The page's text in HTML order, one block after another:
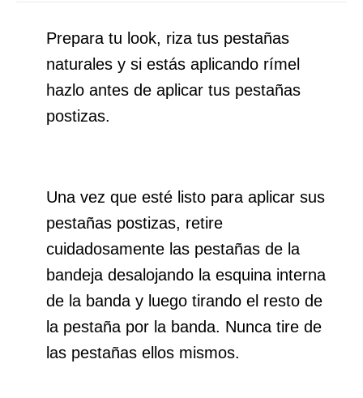
Prepara tu look, riza tus pestañas
naturales y si estás aplicando rímel
hazlo antes de aplicar tus pestañas
postizas.
Una vez que esté listo para aplicar sus
pestañas postizas, retire
cuidadosamente las pestañas de la
bandeja desalojando la esquina interna
de la banda y luego tirando el resto de
la pestaña por la banda. Nunca tire de
las pestañas ellos mismos.